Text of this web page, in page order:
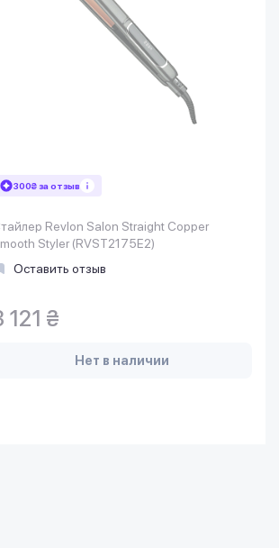
300₴ за отзыв
Revlon Salon Straight Copper
Styler (RVST2175E2)
Оставить отзыв
121 ₴
Нет в наличии